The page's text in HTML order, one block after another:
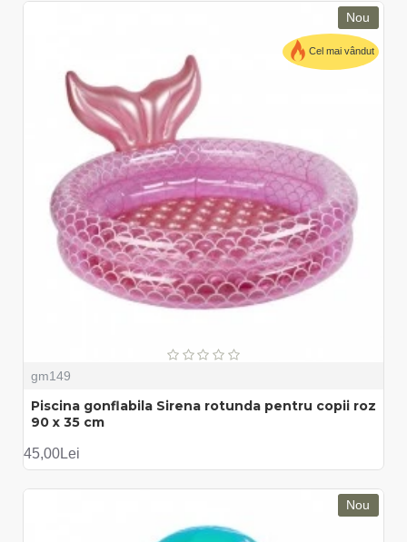
Nou
Cel mai vândut
gm149
Piscina gonflabila Sirena rotunda pentru copii roz
90 x 35 cm
45,00Lei
Nou